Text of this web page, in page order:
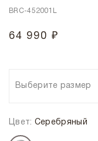
BRC-452001L
64 990 ₽
Выберите размер
Цвет: Серебряный